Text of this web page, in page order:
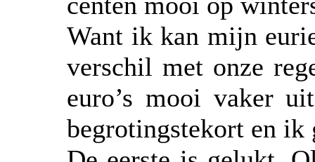
Want ik kan mijn
verschil met onze
euro’s mooi vaker
begrotingstekort en